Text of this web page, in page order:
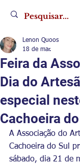
Feira da
Dia do
especial
Cachoeira do
Lenon Quoos
18 de mar.
A Associação do
Cachoeira do Sul
sábado, dia 21 de